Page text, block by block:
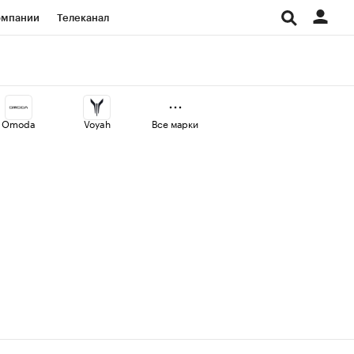
Телеканал
Проверка контрагентов
Omoda Voyah Все марки